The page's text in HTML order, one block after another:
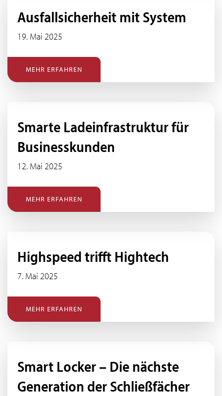
Ausfallsicherheit mit System
19. Mai 2025
MEHR ERFAHREN
Smarte Ladeinfrastruktur für
Businesskunden
12. Mai 2025
MEHR ERFAHREN
Highspeed trifft Hightech
7. Mai 2025
MEHR ERFAHREN
Smart Locker – Die nächste
Generation der Schließfächer